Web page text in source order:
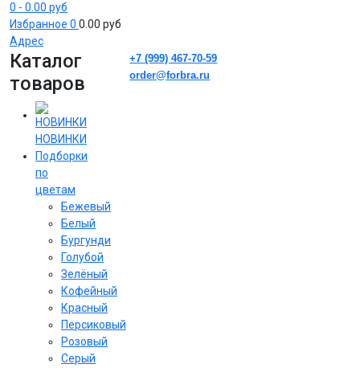
0 - 0.00 руб
Избранное 0 0.00 руб
Адрес
Каталог
товаров
НОВИНКИ
Подборки
по
цветам
Бежевый
Белый
Бургунди
Голубой
Зелёный
Кофейный
Красный
Персиковый
Розовый
Серый
+7 (999) 467-70-59
order@forbra.ru